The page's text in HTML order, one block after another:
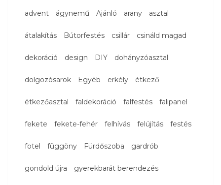
advent ágynemű Ajánló arany asztal
átalakítás Bútorfestés csillár csináld magad
dekoráció design DIY dohányzóasztal
dolgozósarok Egyéb erkély étkező
étkezőasztal faldekoráció falfestés falipanel
fekete fekete-fehér felhívás felújítás festés
fotel függöny Fürdőszoba gardrób
gondold újra gyerekbarát berendezés